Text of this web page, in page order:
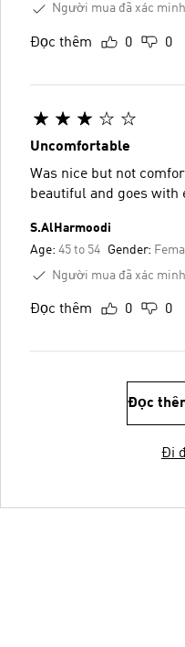
Người mua đã xác minh
Đọc thêm 0 0
Uncomfortable
Was nice but not
beautiful and goes with
S.AlHarmoodi
Age: 45 to 54 Gender:
Người mua đã xác minh
Đọc thêm 0 0
Đọc
Đi